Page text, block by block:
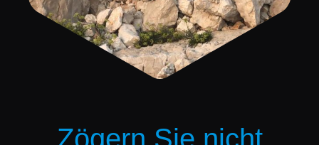
Zögern Sie nicht